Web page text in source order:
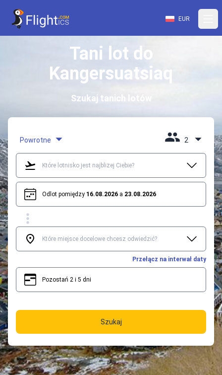
EUR
Tani lot do
Kangersuatsiaq
Szukaj tanich lotów
Powrotne 2
Odlot pomiędzy 16.08.2026 a 23.08.2026
Przełącz na interwał daty
Pozostań 2 i 5 dni
Szukaj